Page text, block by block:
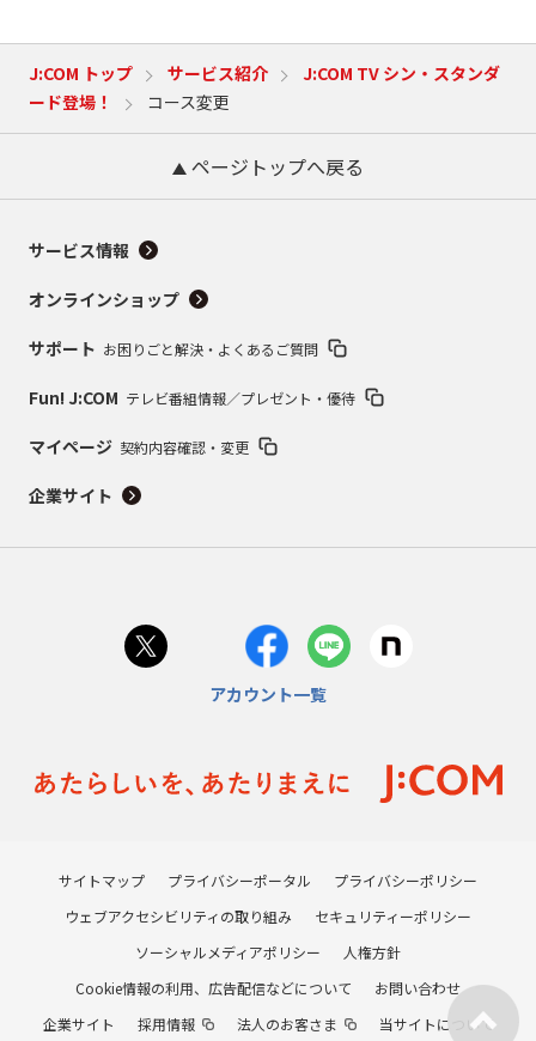
J:COM トップ サービス紹介
J:COM TV シン・スタンダ
ード登場！
コース変更
ページトップへ戻る
サービス情報
オンラインショップ
サポート お困りごと解決・よくあるご質問
Fun! J:COM テレビ番組情報／プレゼント・優待
マイページ 契約内容確認・変更
企業サイト
アカウント一覧
サイトマップ プライバシーポータル
プライバシーポリシー
ウェブアクセシビリティの取り組み
セキュリティーポリシー
ソーシャルメディアポリシー
人権方針
Cookie情報の利用、広告配信などについて
お問い合わせ
企業サイト
採用情報 法人のお客さま 当サイトについて